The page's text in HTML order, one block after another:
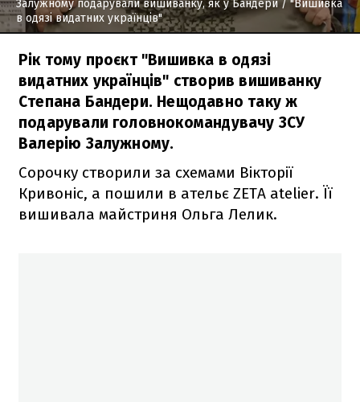
Залужному подарували вишиванку, як у Бандери/ "Вишивка
в одязі видатних українців"
Рік тому проєкт "Вишивка в одязі
видатних українців" створив вишиванку
Степана Бандери. Нещодавно таку ж
подарували головнокомандувачу ЗСУ
Валерію Залужному.
Сорочку створили за схемами Вікторії
Кривоніс, а пошили в ательє ZETA atelier. Її
вишивала майстриня Ольга Лелик.